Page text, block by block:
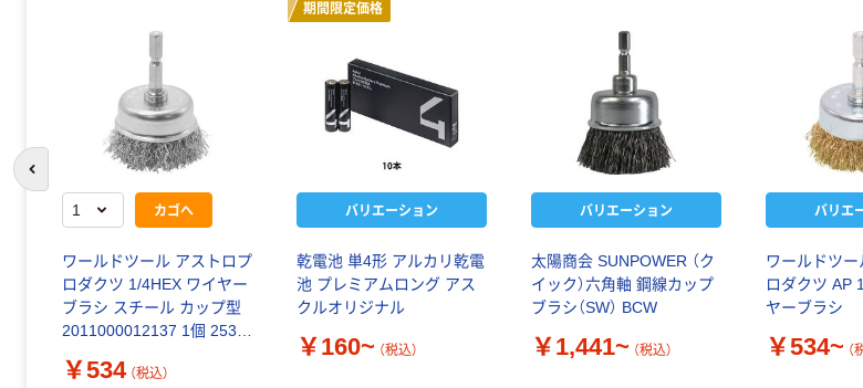
カゴへ
ワールドツール アストロプ
ロダクツ 1/4HEX ワイヤー
ブラシ スチール カップ型
2011000012137 1個 253-
￥534 （税込）
期間限定価格
バリエーション
乾電池 単4形 アルカリ乾電
池 プレミアムロング アス
クルオリジナル
￥160~ （税込）
バリエーション
太陽商会 SUNPOWER （ク
イック）六角軸 鋼線カップ
ブラシ（SW） BCW
￥1,441~ （税込）
バリエ
ワールドツ
ロダクツ AP
ヤーブラシ
￥534~ （